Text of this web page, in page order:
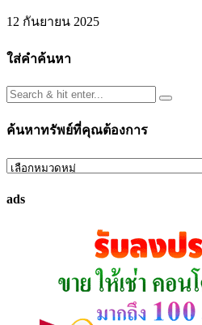
12 กันยายน 2025
ใส่คำค้นหา
ค้นหาทรัพย์ที่คุณต้องการ
ค้นหา
ที่
ads